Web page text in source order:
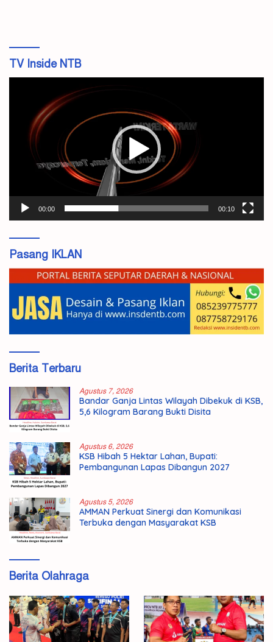
TV Inside NTB
00:00 00:10
Pasang IKLAN
Berita Terbaru
Agustus 7, 2026
Bandar Ganja Lintas Wilayah Dibekuk di KSB,
5,6 Kilogram Barang Bukti Disita
Agustus 6, 2026
KSB Hibah 5 Hektar Lahan, Bupati:
Pembangunan Lapas Dibangun 2027
Agustus 5, 2026
AMMAN Perkuat Sinergi dan Komunikasi
Terbuka dengan Masyarakat KSB
Berita Olahraga